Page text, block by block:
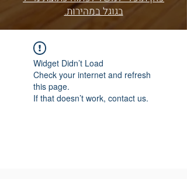
בגוגל במהירות.
Widget Didn’t Load
Check your internet and refresh
this page.
If that doesn’t work, contact us.